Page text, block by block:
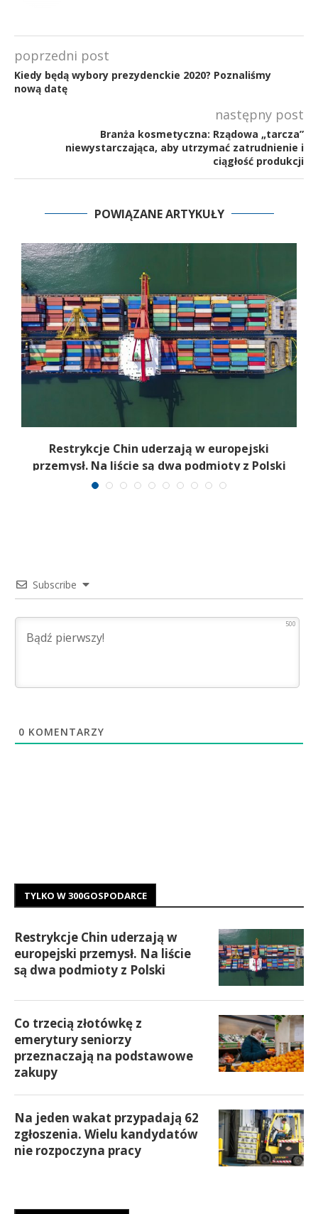
poprzedni post
Kiedy będą wybory prezydenckie 2020? Poznaliśmy
nową datę
następny post
Branża kosmetyczna: Rządowa „tarcza”
niewystarczająca, aby utrzymać zatrudnienie i
ciągłość produkcji
POWIĄZANE ARTYKUŁY
Restrykcje Chin uderzają w europejski
przemysł. Na liście są dwa podmioty z Polski
Subscribe
500
0 KOMENTARZY
TYLKO W 300GOSPODARCE
Restrykcje Chin uderzają w
europejski przemysł. Na liście
są dwa podmioty z Polski
Co trzecią złotówkę z
emerytury seniorzy
przeznaczają na podstawowe
zakupy
Na jeden wakat przypadają 62
zgłoszenia. Wielu kandydatów
nie rozpoczyna pracy